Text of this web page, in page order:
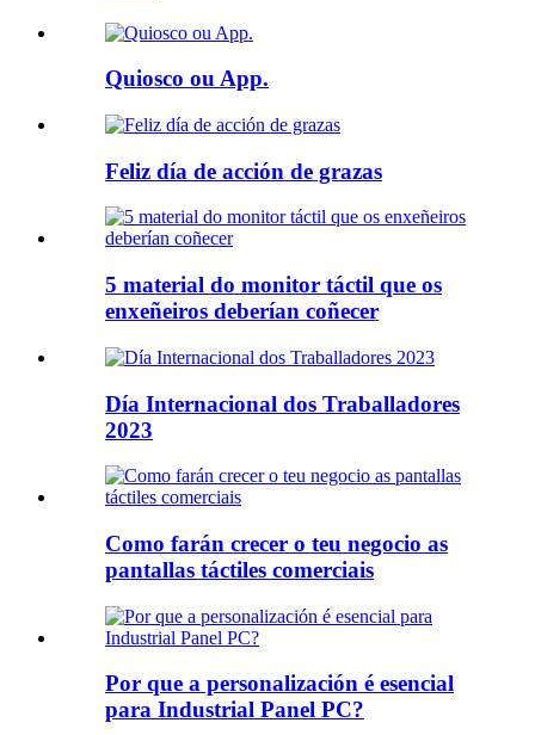
Quiosco ou App.
Feliz día de acción de grazas
5 material do monitor táctil que os
enxeñeiros deberían coñecer
Día Internacional dos Traballadores
2023
Como farán crecer o teu negocio as
pantallas táctiles comerciais
Por que a personalización é esencial
para Industrial Panel PC?